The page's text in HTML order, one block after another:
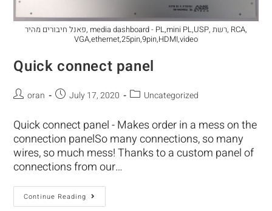
פאנל חיבורים מהיר, media dashboard - PL,mini PL,USP, רשת, RCA,
VGA,ethernet,25pin,9pin,HDMI,video
Quick connect panel
oran July 17, 2020 Uncategorized
Quick connect panel - Makes order in a mess on the
connection panelSo many connections, so many
wires, so much mess! Thanks to a custom panel of
connections from our…
Continue Reading